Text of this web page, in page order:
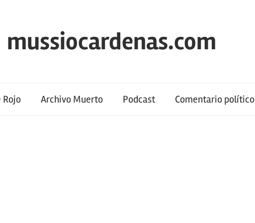
mussiocardenas.com
Archivo Muerto Podcast Comentario político